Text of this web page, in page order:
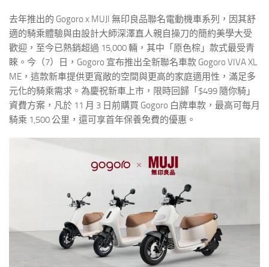
去年推出的 Gogoro x MUJI 無印良品聯名電動機車系列，因其舒
適的騎乘體驗與由設計大師深澤直人親自操刀的簡約美學大受
歡迎，至今已熱銷超過 15,000 輛，其中「原色棕」款式最受青
睞。今（7）日，Gogoro 宣布推出全新聯名車款 Gogoro VIVA XL
ME，這款新車提供更寬敞的空間與更高的家庭適用性，滿足多
元化的騎乘需求。為慶祝新車上市，限時回歸「$499 隨你騎」
資費方案，凡於 11 月 3 日前購買 Gogoro 白牌車款，最高可每月
騎乘 1,500 公里，還可享首年保養免費的優惠。